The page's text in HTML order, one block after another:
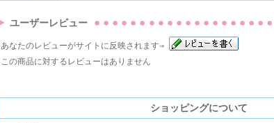
ユーザーレビュー
あなたのレビューがサイトに反映されます⇒
この商品に対するレビューはありません
ショッピングについて